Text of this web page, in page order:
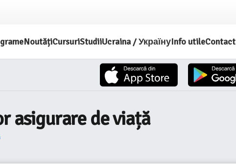
NoutățiCursuriStudiiUcraina / УкраїнуInfo utileContact
asigurare de viață